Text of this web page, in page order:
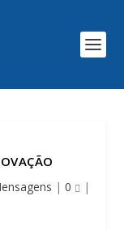
| 0 |